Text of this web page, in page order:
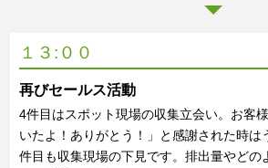
１３:００
再びセールス活動
4件目はスポット現場の収集立会い。お客
いたよ！ありがとう！」と感謝された時は
件目も収集現場の下見です。排出量やどの